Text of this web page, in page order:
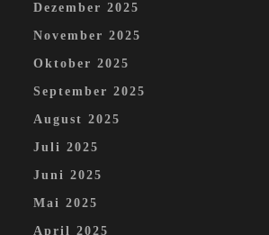
Dezember 2025
November 2025
Oktober 2025
September 2025
August 2025
Juli 2025
Juni 2025
Mai 2025
April 2025